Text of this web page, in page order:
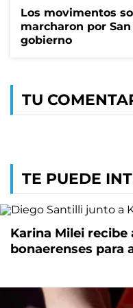
Los movimentos
marcharon por
gobierno
TU
TE PUEDE
Karina Milei recibe
bonaerenses para